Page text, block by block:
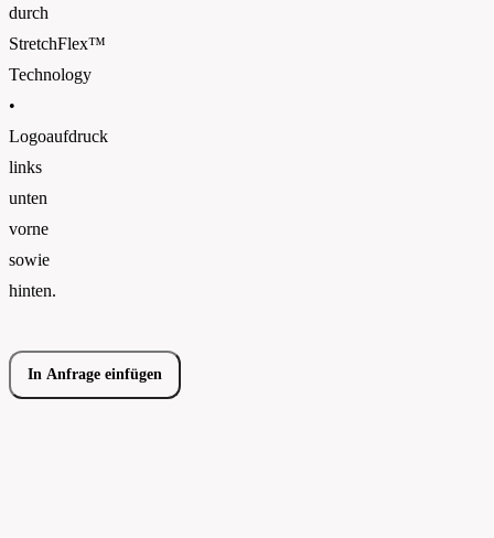
durch
StretchFlex™
Technology
•
Logoaufdruck
links
unten
vorne
sowie
hinten.
In Anfrage einfügen